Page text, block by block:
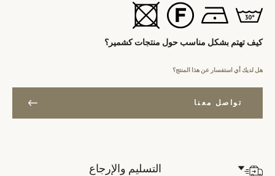
كيف تهتم بشكل مناسب حول منتجات كشمير؟
هل لديك أي استفسار عن هذا المنتج؟
تواصل معنا
التسليم والإرجاع